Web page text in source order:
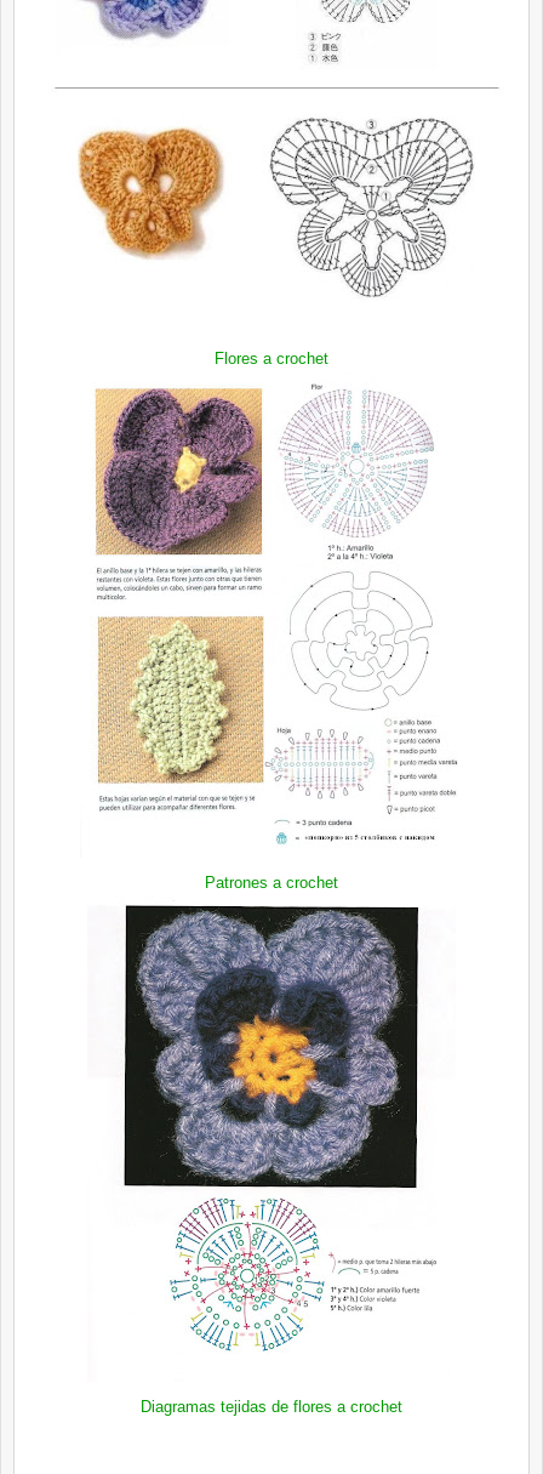
Flores a crochet
Patrones a crochet
Diagramas tejidas de flores a crochet